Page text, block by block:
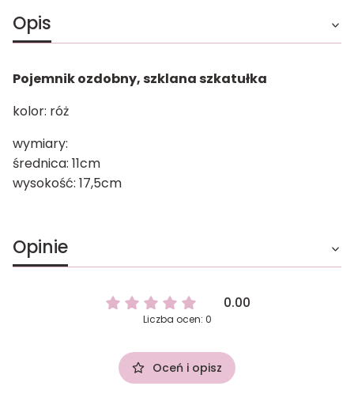
Opis
Pojemnik ozdobny, szklana szkatułka
kolor: róż
wymiary:
średnica: 11cm
wysokość: 17,5cm
Opinie
0.00
Liczba ocen: 0
Oceń i opisz